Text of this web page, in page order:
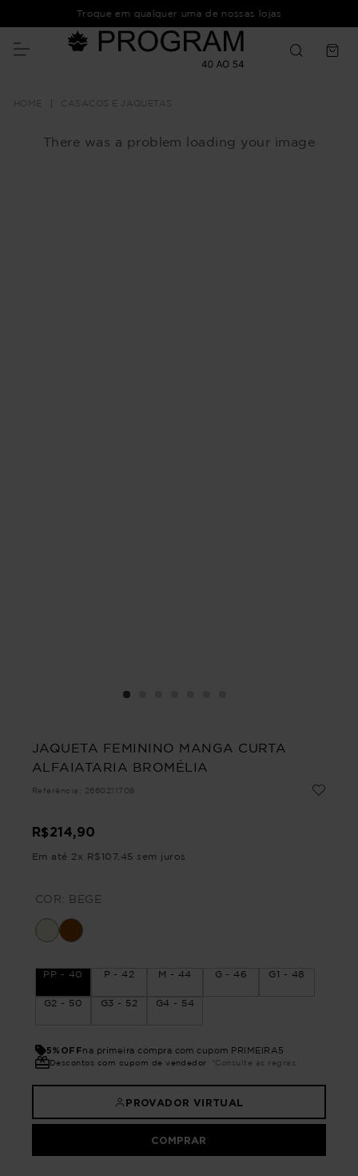
Troque em qualquer uma de nossas lojas
CASACOS E JAQUETAS
There was a problem loading your image
JAQUETA FEMININO MANGA CURTA
ALFAIATARIA BROMÉLIA
Referência : 2660211708
R$214,90
Em até 2 x R$ 107, 45 sem juros
COR: BEGE
PP - 40 P - 42 M - 44 G - 46 G1 - 48
G2 - 50 G3 - 52 G4 - 54
5%OFFna primeira compra com cupom PRIMEIRA5
Descontos com cupom de vendedor *Consulte as regras
PROVADOR VIRTUAL
COMPRAR